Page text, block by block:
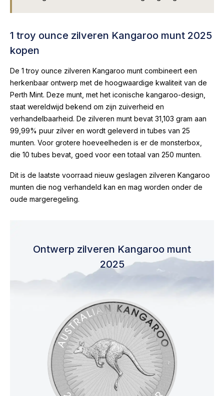
1 troy ounce zilveren Kangaroo munt 2025
kopen
De 1 troy ounce zilveren Kangaroo munt combineert een
herkenbaar ontwerp met de hoogwaardige kwaliteit van de
Perth Mint. Deze munt, met het iconische kangaroo-design,
staat wereldwijd bekend om zijn zuiverheid en
verhandelbaarheid. De zilveren munt bevat 31,103 gram aan
99,99% puur zilver en wordt geleverd in tubes van 25
munten. Voor grotere hoeveelheden is er de monsterbox,
die 10 tubes bevat, goed voor een totaal van 250 munten.
Dit is de laatste voorraad nieuw geslagen zilveren Kangaroo
munten die nog verhandeld kan en mag worden onder de
oude margeregeling.
Ontwerp zilveren Kangaroo munt
2025